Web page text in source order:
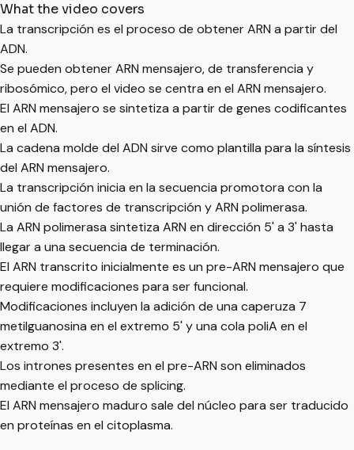
What the video covers
La transcripción es el proceso de obtener ARN a partir del
ADN.
Se pueden obtener ARN mensajero, de transferencia y
ribosómico, pero el video se centra en el ARN mensajero.
El ARN mensajero se sintetiza a partir de genes codificantes
en el ADN.
La cadena molde del ADN sirve como plantilla para la síntesis
del ARN mensajero.
La transcripción inicia en la secuencia promotora con la
unión de factores de transcripción y ARN polimerasa.
La ARN polimerasa sintetiza ARN en dirección 5' a 3' hasta
llegar a una secuencia de terminación.
El ARN transcrito inicialmente es un pre-ARN mensajero que
requiere modificaciones para ser funcional.
Modificaciones incluyen la adición de una caperuza 7
metilguanosina en el extremo 5' y una cola poliA en el
extremo 3'.
Los intrones presentes en el pre-ARN son eliminados
mediante el proceso de splicing.
El ARN mensajero maduro sale del núcleo para ser traducido
en proteínas en el citoplasma.